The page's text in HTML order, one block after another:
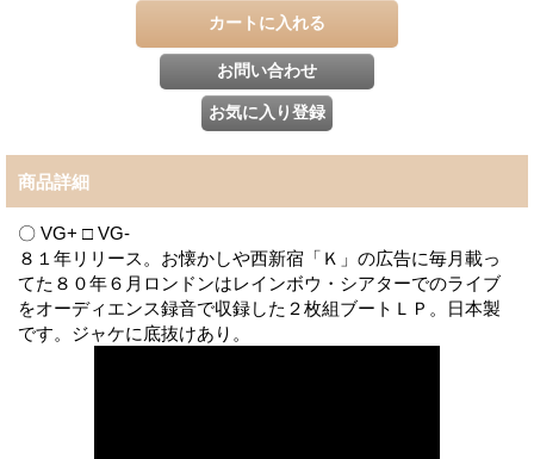
商品詳細
〇 VG+ □ VG-
８１年リリース。お懐かしや西新宿「Ｋ」の広告に毎月載っ
てた８０年６月ロンドンはレインボウ・シアターでのライブ
をオーディエンス録音で収録した２枚組ブートＬＰ。日本製
です。ジャケに底抜けあり。